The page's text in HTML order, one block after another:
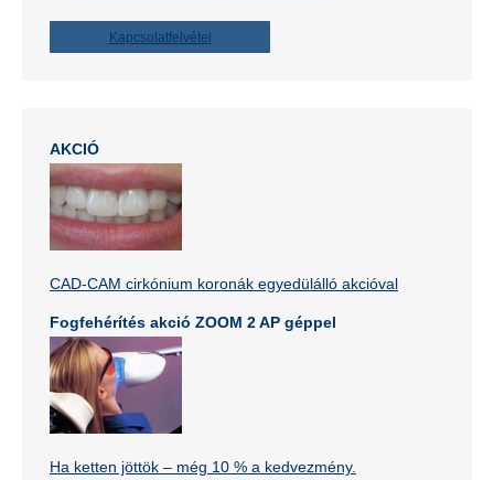
Kapcsolatfelvétel
AKCIÓ
CAD-CAM cirkónium koronák egyedülálló akcióval
Fogfehérítés akció ZOOM 2 AP géppel
Ha ketten jöttök – még 10 % a kedvezmény.